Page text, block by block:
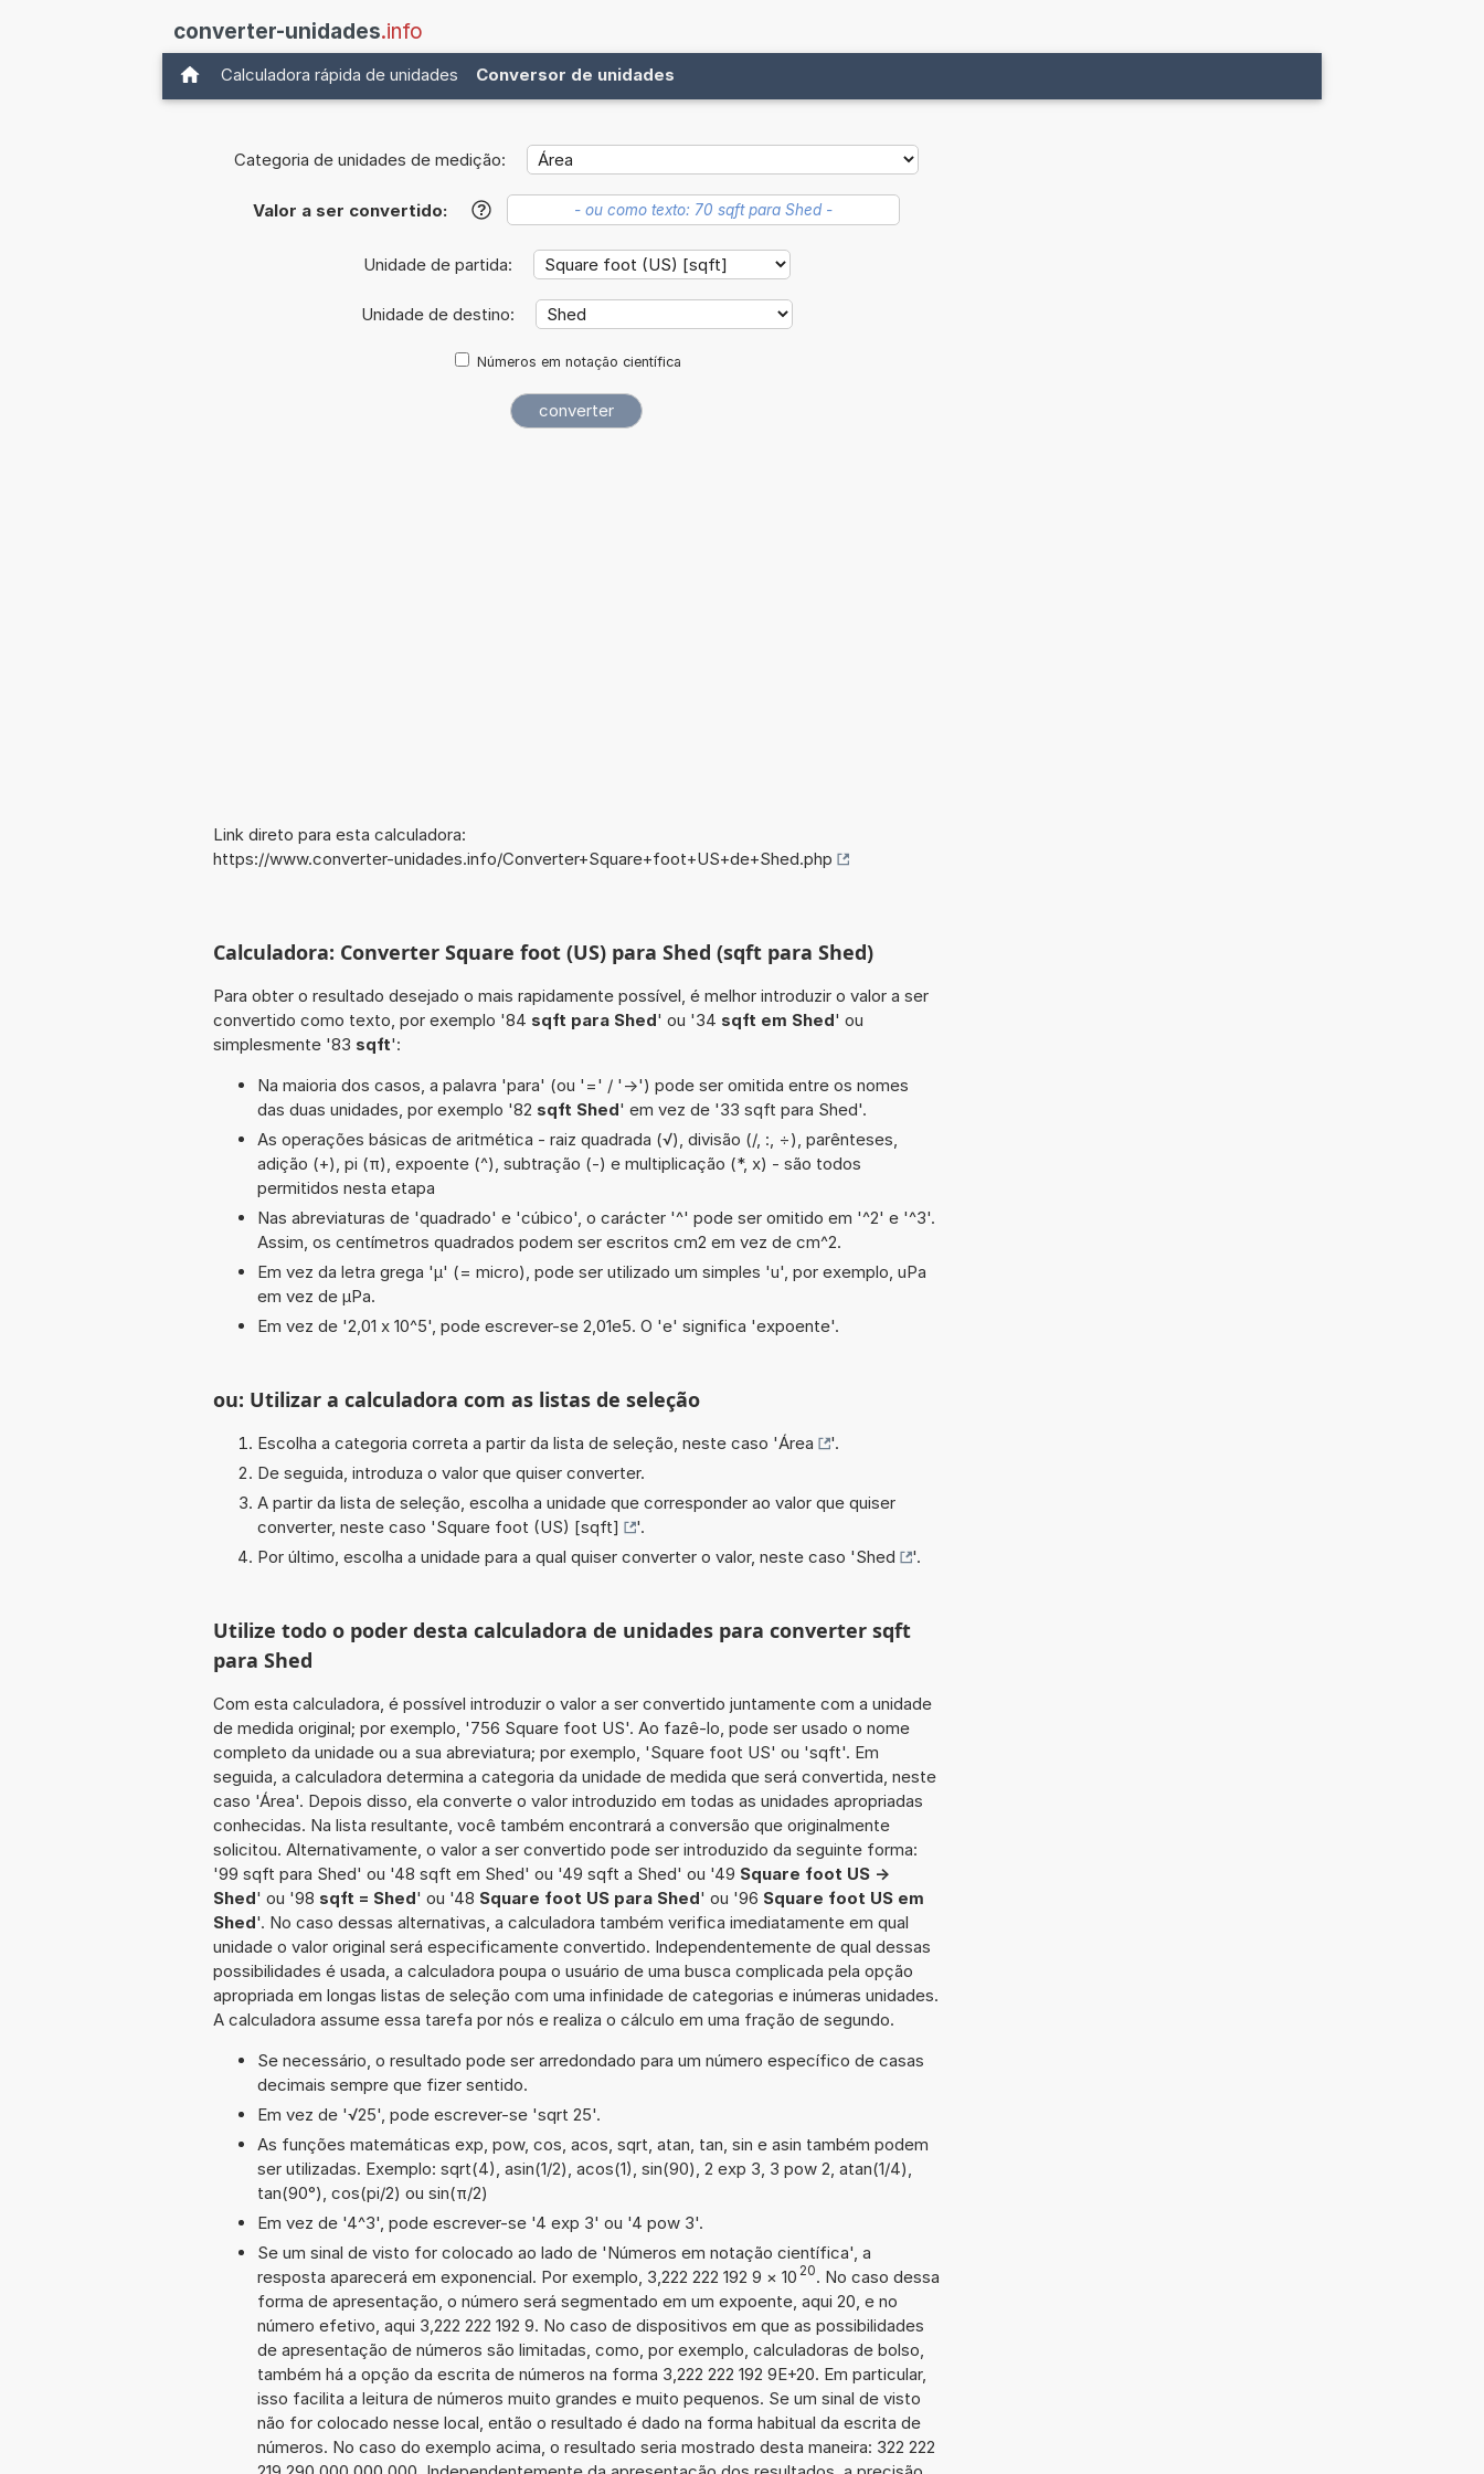
converter-unidades.info
Calculadora rápida de unidades Conversor de unidades
Categoria de unidades de medição:
Valor a ser convertido: ?
Unidade de partida:
Unidade de destino:
Números em notação científica
Link direto para esta calculadora:
https://www.converter-unidades.info/Converter+Square+foot+US+de+Shed.php
Calculadora: Converter Square foot (US) para Shed (sqft para Shed)
Para obter o resultado desejado o mais rapidamente possível, é melhor introduzir o valor a ser
convertido como texto, por exemplo '84 sqft para Shed' ou '34 sqft em Shed' ou
simplesmente '83 sqft':
Na maioria dos casos, a palavra 'para' (ou '=' / '->') pode ser omitida entre os nomes
das duas unidades, por exemplo '82 sqft Shed' em vez de '33 sqft para Shed'.
As operações básicas de aritmética - raiz quadrada (√), divisão (/, :, ÷), parênteses,
adição (+), pi (π), expoente (^), subtração (-) e multiplicação (*, x) - são todos
permitidos nesta etapa
Nas abreviaturas de 'quadrado' e 'cúbico', o carácter '^' pode ser omitido em '^2' e '^3'.
Assim, os centímetros quadrados podem ser escritos cm2 em vez de cm^2.
Em vez da letra grega 'µ' (= micro), pode ser utilizado um simples 'u', por exemplo, uPa
em vez de µPa.
Em vez de '2,01 x 10^5', pode escrever-se 2,01e5. O 'e' significa 'expoente'.
ou: Utilizar a calculadora com as listas de seleção
Escolha a categoria correta a partir da lista de seleção, neste caso 'Área
'.
De seguida, introduza o valor que quiser converter.
A partir da lista de seleção, escolha a unidade que corresponder ao valor que quiser
converter, neste caso 'Square foot (US) [sqft]
'.
Por último, escolha a unidade para a qual quiser converter o valor, neste caso 'Shed '.
Utilize todo o poder desta calculadora de unidades para converter sqft
para Shed
Com esta calculadora, é possível introduzir o valor a ser convertido juntamente com a unidade
de medida original; por exemplo, '756 Square foot US'. Ao fazê-lo, pode ser usado o nome
completo da unidade ou a sua abreviatura; por exemplo, 'Square foot US' ou 'sqft'. Em
seguida, a calculadora determina a categoria da unidade de medida que será convertida, neste
caso 'Área'. Depois disso, ela converte o valor introduzido em todas as unidades apropriadas
conhecidas. Na lista resultante, você também encontrará a conversão que originalmente
solicitou. Alternativamente, o valor a ser convertido pode ser introduzido da seguinte forma:
'99 sqft para Shed' ou '48 sqft em Shed' ou '49 sqft a Shed' ou '49 Square foot US ->
Shed' ou '98 sqft = Shed' ou '48 Square foot US para Shed' ou '96 Square foot US em
Shed'. No caso dessas alternativas, a calculadora também verifica imediatamente em qual
unidade o valor original será especificamente convertido. Independentemente de qual dessas
possibilidades é usada, a calculadora poupa o usuário de uma busca complicada pela opção
apropriada em longas listas de seleção com uma infinidade de categorias e inúmeras unidades.
A calculadora assume essa tarefa por nós e realiza o cálculo em uma fração de segundo.
Se necessário, o resultado pode ser arredondado para um número específico de casas
decimais sempre que fizer sentido.
Em vez de '√25', pode escrever-se 'sqrt 25'.
As funções matemáticas exp, pow, cos, acos, sqrt, atan, tan, sin e asin também podem
ser utilizadas. Exemplo: sqrt(4), asin(1/2), acos(1), sin(90), 2 exp 3, 3 pow 2, atan(1/4),
tan(90°), cos(pi/2) ou sin(π/2)
Em vez de '4^3', pode escrever-se '4 exp 3' ou '4 pow 3'.
Se um sinal de visto for colocado ao lado de 'Números em notação científica', a
resposta aparecerá em exponencial. Por exemplo, 3,222 222 192 9 × 10 20. No caso dessa
forma de apresentação, o número será segmentado em um expoente, aqui 20, e no
número efetivo, aqui 3,222 222 192 9. No caso de dispositivos em que as possibilidades
de apresentação de números são limitadas, como, por exemplo, calculadoras de bolso,
também há a opção da escrita de números na forma 3,222 222 192 9E+20. Em particular,
isso facilita a leitura de números muito grandes e muito pequenos. Se um sinal de visto
não for colocado nesse local, então o resultado é dado na forma habitual da escrita de
números. No caso do exemplo acima, o resultado seria mostrado desta maneira: 322 222